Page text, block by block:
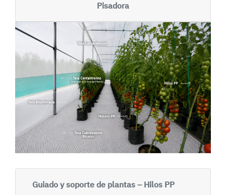
Pisadora
Guiado y soporte de plantas – Hilos PP